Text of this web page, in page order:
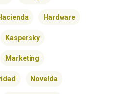
Hardware
Kaspersky
Marketing
Novelda